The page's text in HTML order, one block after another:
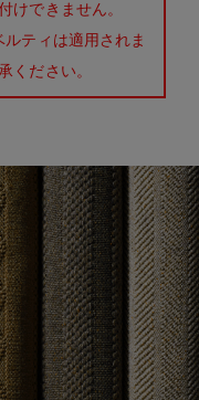
けできません。
ティは適用されま
ください。